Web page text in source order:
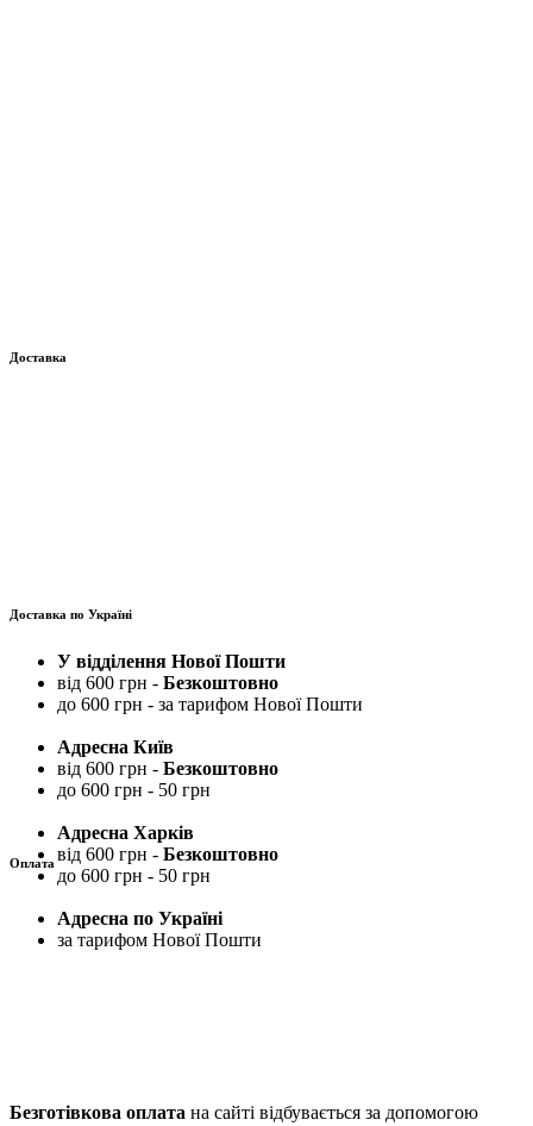
Доставка
Доставка по Україні
У відділення Нової Пошти
від 600 грн - Безкоштовно
до 600 грн - за тарифом Нової Пошти
Адресна Київ
від 600 грн - Безкоштовно
до 600 грн - 50 грн
Адресна Харків
від 600 грн - Безкоштовно
до 600 грн - 50 грн
Адресна по Україні
за тарифом Нової Пошти
Оплата
Безготівкова оплата на сайті відбувається за допомогою